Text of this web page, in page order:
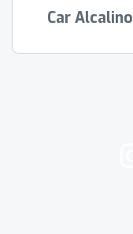
Car Alcalino